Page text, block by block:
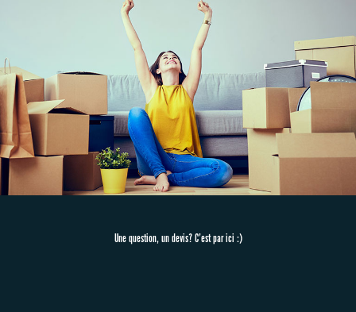
Une question, un devis? C’est par ici :)